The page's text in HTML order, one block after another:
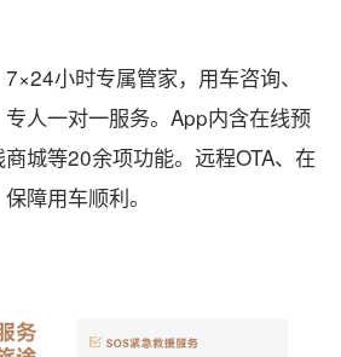
小时专属管家，用车咨询、
人一对一服务。App内含在线预
城等20余项功能。远程OTA、在
障用车顺利。